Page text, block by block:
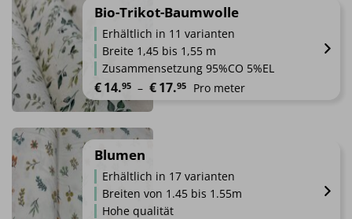
Bio-Trikot-Baumwolle
Erhältlich in 11 varianten
Breite 1,45 bis 1,55 m
Zusammensetzung 95%CO 5%EL
€14.95 – €17.95 Preisspanne: €14.95 bis €17.95
Pro meter
mehrere
Varianten
auf.
Blumen
Erhältlich in 17 varianten
Breiten von 1.45 bis 1.55m
Hohe qualität